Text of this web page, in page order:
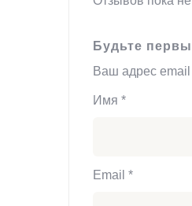
Будьте
Ваш адрес email
Имя *
Email *